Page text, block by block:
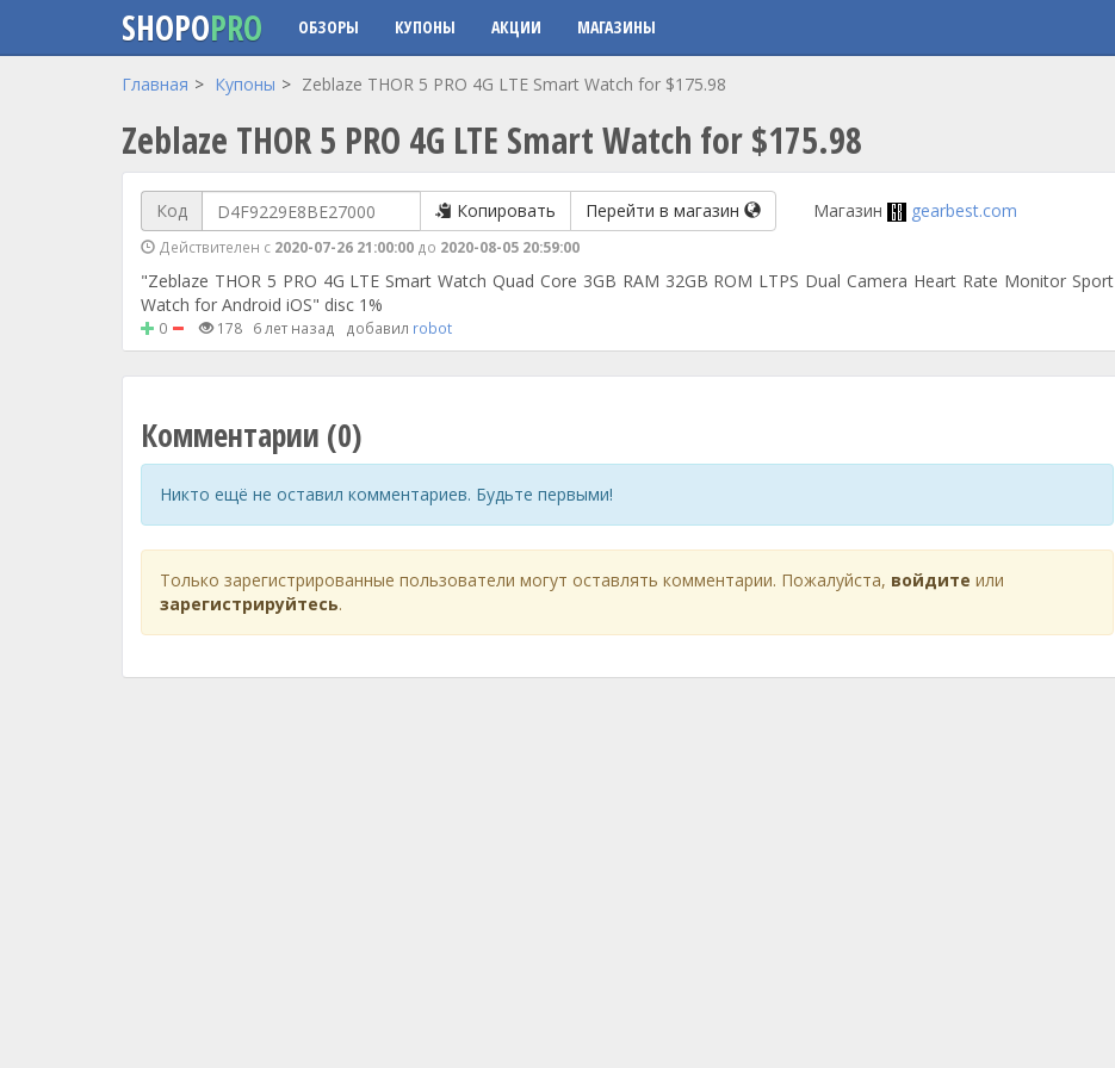
Перейти к основному содержанию
SHOPOPRO ОБЗОРЫ КУПОНЫ АКЦИИ МАГАЗИНЫ
Главная Купоны Zeblaze THOR 5 PRO 4G LTE Smart Watch for $175.98
Zeblaze THOR 5 PRO 4G LTE Smart Watch for $175.98
Код Копировать Перейти в магазин
Действителен с 2020-07-26 21:00:00 до 2020-08-05 20:59:00
Магазин gearbest.com
"Zeblaze THOR 5 PRO 4G LTE Smart Watch Quad Core 3GB RAM 32GB ROM LTPS Dual Camera Heart Rate Monitor Sport
Watch for Android iOS" disc 1%
0 178 6 лет назад добавил robot
Комментарии (0)
Никто ещё не оставил комментариев. Будьте первыми!
Только зарегистрированные пользователи могут оставлять комментарии. Пожалуйста, войдите или
зарегистрируйтесь.